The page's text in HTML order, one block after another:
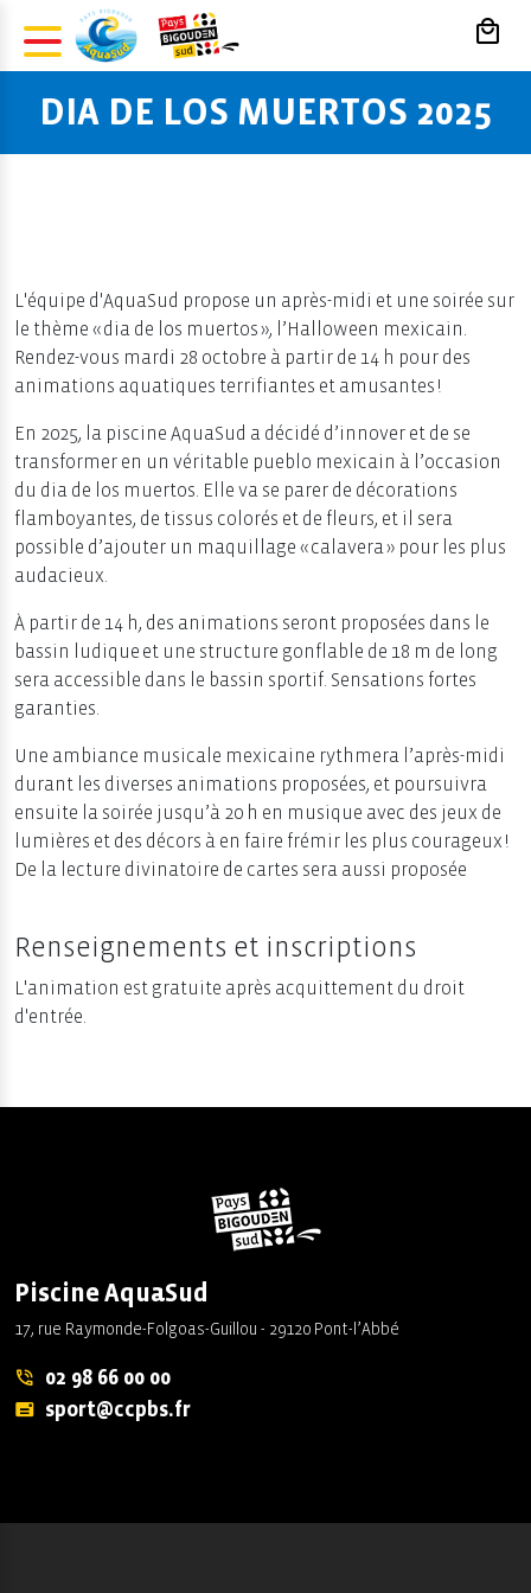
DIA DE LOS MUERTOS 2025
L'équipe d'AquaSud propose un après-midi et une soirée sur
le thème « dia de los muertos », l’Halloween mexicain.
Rendez-vous mardi 28 octobre à partir de 14 h pour des
animations aquatiques terrifiantes et amusantes !
En 2025, la piscine AquaSud a décidé d’innover et de se
transformer en un véritable pueblo mexicain à l’occasion
du dia de los muertos. Elle va se parer de décorations
flamboyantes, de tissus colorés et de fleurs, et il sera
possible d’ajouter un maquillage « calavera » pour les plus
audacieux.
À partir de 14 h, des animations seront proposées dans le
bassin ludique et une structure gonflable de 18 m de long
sera accessible dans le bassin sportif. Sensations fortes
garanties.
Une ambiance musicale mexicaine rythmera l’après-midi
durant les diverses animations proposées, et poursuivra
ensuite la soirée jusqu’à 20 h en musique avec des jeux de
lumières et des décors à en faire frémir les plus courageux !
De la lecture divinatoire de cartes sera aussi proposée
Renseignements et inscriptions
L'animation est gratuite après acquittement du droit
d'entrée.
Piscine AquaSud
17, rue Raymonde-Folgoas-Guillou - 29120 Pont-l’Abbé
02 98 66 00 00
sport@ccpbs.fr
Panneau de gestion des cookies